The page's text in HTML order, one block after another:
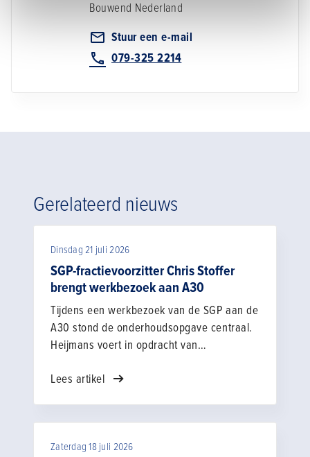
Bouwend Nederland
Stuur een e-mail
079-325 2214
Gerelateerd nieuws
Dinsdag 21 juli 2026
SGP-fractievoorzitter Chris Stoffer
brengt werkbezoek aan A30
Tijdens een werkbezoek van de SGP aan de
A30 stond de onderhoudsopgave centraal.
Heijmans voert in opdracht van
A30 tussen Barneveld (A1) en Ede-Noord
"Ik moet zorgen dat er voldoende
Lees artikel
Zaterdag 18 juli 2026